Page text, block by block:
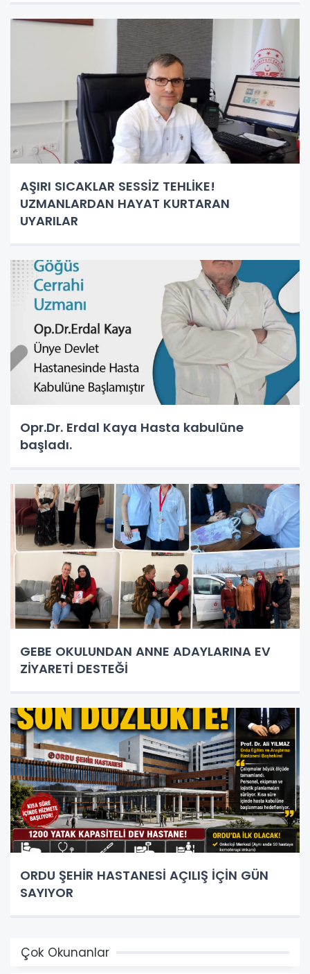
AŞIRI SICAKLAR SESSİZ TEHLİKE!
UZMANLARDAN HAYAT KURTARAN
UYARILAR
Opr.Dr. Erdal Kaya Hasta kabulüne
başladı.
GEBE OKULUNDAN ANNE ADAYLARINA EV
ZİYARETİ DESTEĞİ
ORDU ŞEHİR HASTANESİ AÇILIŞ İÇİN GÜN
SAYIYOR
Çok Okunanlar